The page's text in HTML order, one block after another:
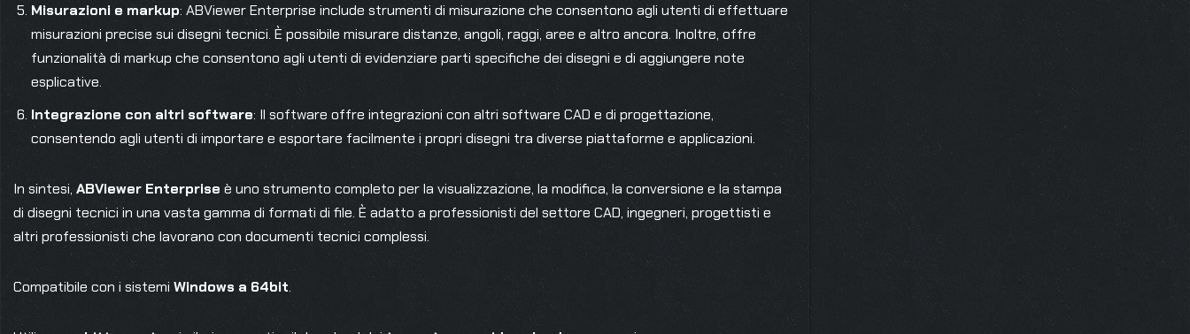
Misurazioni e markup: ABViewer Enterprise include strumenti di misurazione che consentono agli utenti di effettuare
misurazioni precise sui disegni tecnici. È possibile misurare distanze, angoli, raggi, aree e altro ancora. Inoltre, offre
funzionalità di markup che consentono agli utenti di evidenziare parti specifiche dei disegni e di aggiungere note
esplicative.
Integrazione con altri software: Il software offre integrazioni con altri software CAD e di progettazione,
consentendo agli utenti di importare e esportare facilmente i propri disegni tra diverse piattaforme e applicazioni.
In sintesi, ABViewer Enterprise è uno strumento completo per la visualizzazione, la modifica, la conversione e la stampa
di disegni tecnici in una vasta gamma di formati di file. È adatto a professionisti del settore CAD, ingegneri, progettisti e
altri professionisti che lavorano con documenti tecnici complessi.
Compatibile con i sistemi Windows a 64bit.